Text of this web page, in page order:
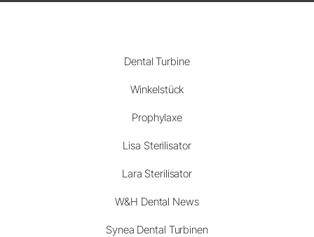
Dental Turbine
Winkelstück
Prophylaxe
Lisa Sterilisator
Lara Sterilisator
W&H Dental News
Synea Dental Turbinen